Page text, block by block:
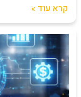
קרא עוד »